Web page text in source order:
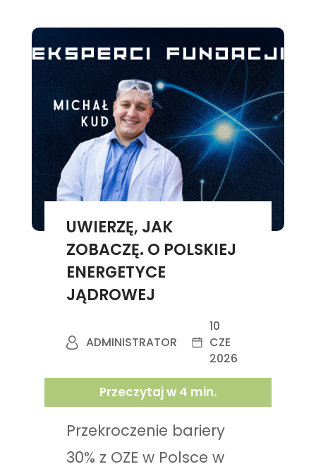
UWIERZĘ, JAK
ZOBACZĘ. O POLSKIEJ
ENERGETYCE
JĄDROWEJ
ADMINISTRATOR
10
CZE
2026
Przeczytaj w 4 min.
Przekroczenie bariery
30% z OZE w Polsce w